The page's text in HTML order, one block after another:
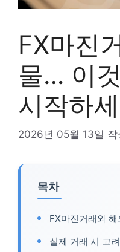
FX마진
물… 이
시작하
2026년 05월 13일 작
목차
FX마진거래와
실제 거래 시 고